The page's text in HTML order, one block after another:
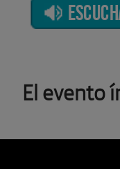
El evento